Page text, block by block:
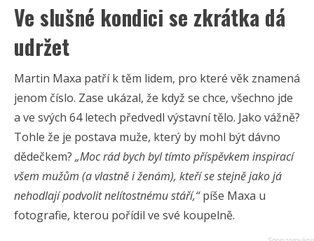
Ve slušné kondici se zkrátka dá
udržet
Martin Maxa patří k těm lidem, pro které věk znamená
jenom číslo. Zase ukázal, že když se chce, všechno jde
a ve svých 64 letech předvedl výstavní tělo. Jako vážně?
Tohle že je postava muže, který by mohl být dávno
dědečkem? „Moc rád bych byl tímto příspěvkem inspirací
všem mužům (a vlastně i ženám), kteří se stejně jako já
nehodlají podvolit nelítostnému stáří,“píše Maxa u
fotografie, kterou pořídil ve své koupelně.